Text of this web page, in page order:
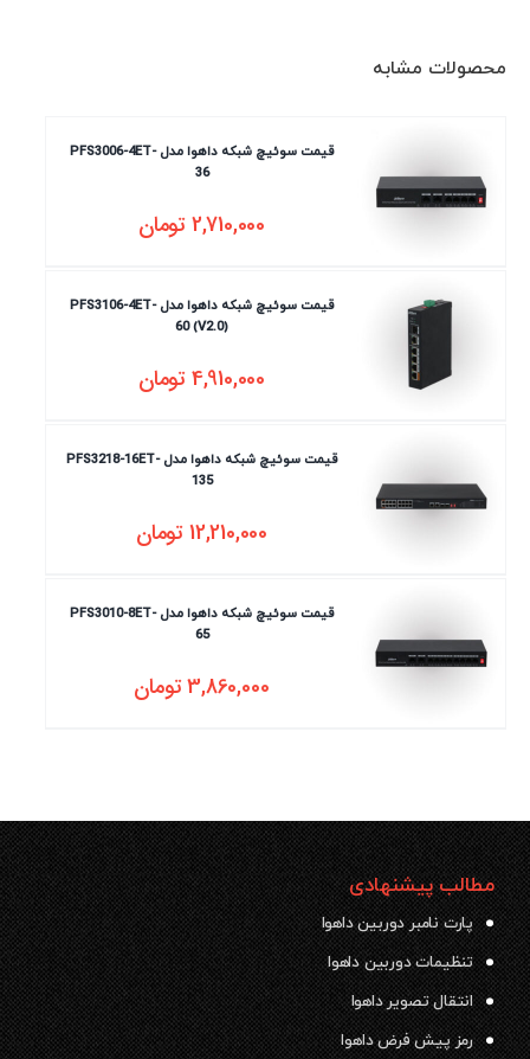
محصولات مشابه
قیمت سوئیچ شبکه داهوا مدل PFS3006-4ET-
36
2,710,000تومان
قیمت سوئیچ شبکه داهوا مدل PFS3106-4ET-
60 (V2.0)
4,910,000تومان
قیمت سوئیچ شبکه داهوا مدل PFS3218-16ET-
135
12,210,000تومان
قیمت سوئیچ شبکه داهوا مدل PFS3010-8ET-
65
3,860,000تومان
مطالب پیشنهادی
پارت نامبر دوربین داهوا
تنظیمات دوربین داهوا
انتقال تصویر داهوا
رمز پیش فرض داهوا